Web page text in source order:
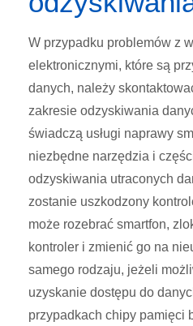
W przypadku problemów z
elektronicznymi, które są
danych, należy
zakresie odzyskiwania
świadczą usługi naprawy
niezbędne narzędzia i
odzyskiwania utraconych
zostanie uszkodzony
może rozebrać smartfon,
kontroler i zmienić go na
samego rodzaju, jeżeli
uzyskanie dostępu do
przypadkach chipy pamięci